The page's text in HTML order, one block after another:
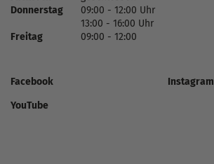
Donnerstag
09:00 - 12:00 Uhr
13:00 - 16:00 Uhr
Freitag
09:00 - 12:00
Facebook
Instagram
YouTube